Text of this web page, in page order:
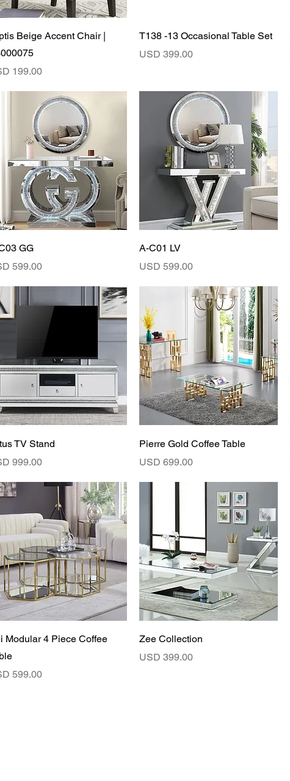
Vista rápida
Beige Accent Chair |
199.00
Vista rápida
T138 -13 Occasional Table Set
Precio
USD 399.00
GG
599.00
A-C01 LV
Precio
USD 599.00
Vista rápida
TV Stand
999.00
Vista rápida
Pierre Gold Coffee Table
Precio
USD 699.00
Vista rápida
Modular 4 Piece Coffee
599.00
Vista rápida
Zee Collection
Precio
USD 399.00